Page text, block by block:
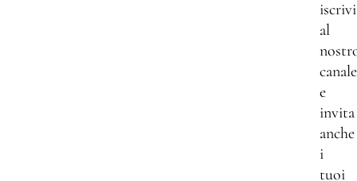
al
canale
e
invita
anche
i
tuoi